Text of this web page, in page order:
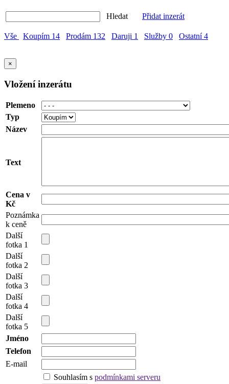
Hledat Přidat inzerát
Vše Koupím 14 Prodám 132 Daruji 1 Služby 0 Ostatní4
×
Vložení inzerátu
Plemeno
Typ
Název
Text
Cena v
Kč
Poznámka
k ceně
Další
fotka 1
Další
fotka 2
Další
fotka 3
Další
fotka 4
Další
fotka 5
Jméno
Telefon
E-mail
Souhlasím s podmínkami serveru